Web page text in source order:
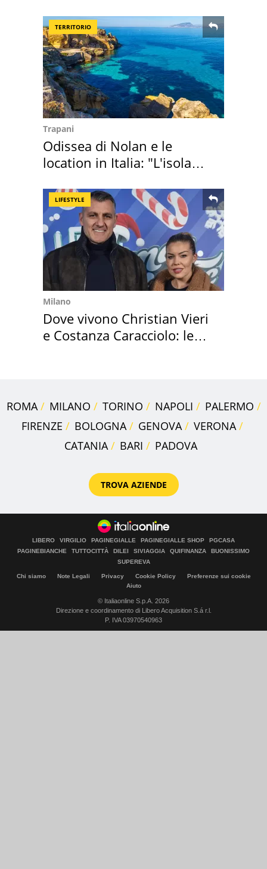
TERRITORIO
Trapani
Odissea di Nolan e le
location in Italia: "L'isola
LIFESTYLE
Milano
Dove vivono Christian Vieri
e Costanza Caracciolo: le
ROMA MILANO TORINO NAPOLI
PALERMO
FIRENZE
BOLOGNA GENOVA
VERONA
CATANIA
BARI PADOVA
TROVA AZIENDE
LIBERO VIRGILIO PAGINEGIALLE PAGINEGIALLE SHOP
PGCASA
PAGINEBIANCHE
TUTTOCITTÀ DILEI SIVIAGGIA QUIFINANZA
BUONISSIMO
SUPEREVA
Chi siamo Note Legali Privacy Cookie Policy
Preferenze sui cookie
Aiuto
© Italiaonline S.p.A. 2026
Direzione e coordinamento di Libero Acquisition S.á r.l.
P. IVA 03970540963